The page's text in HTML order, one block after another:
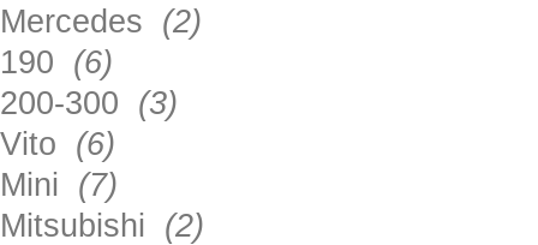
Mercedes (2)
190 (6)
200-300 (3)
Vito (6)
Mini (7)
Mitsubishi (2)